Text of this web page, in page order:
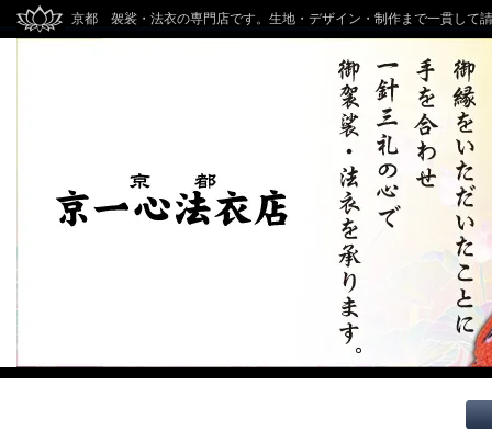
京都 袈裟・法衣の専門店です。生地・デザイン・制作まで一貫して